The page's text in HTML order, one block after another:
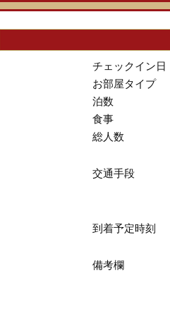
チェックイン日
お部屋タイプ
泊数
食事
総人数
交通手段
到着予定時刻
備考欄